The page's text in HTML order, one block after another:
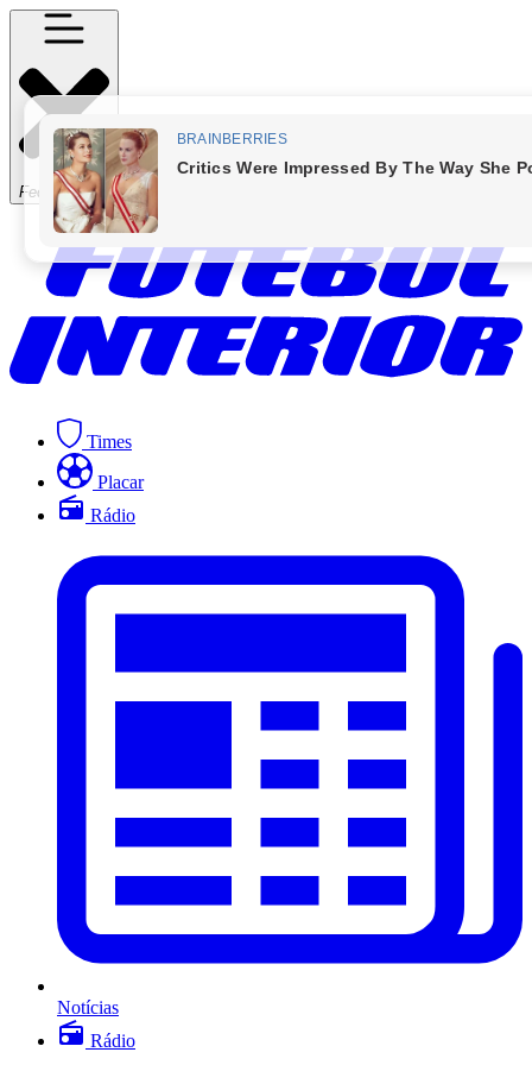
Fechar Menu
Times
Placar
Rádio
Notícias
Rádio